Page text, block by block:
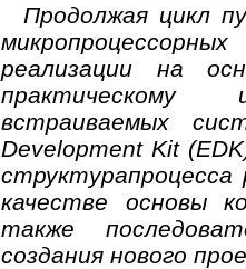
Продолжая цикл
реализации на
практическому
встраиваемых
Development Kit
качестве основы
также
создания нового